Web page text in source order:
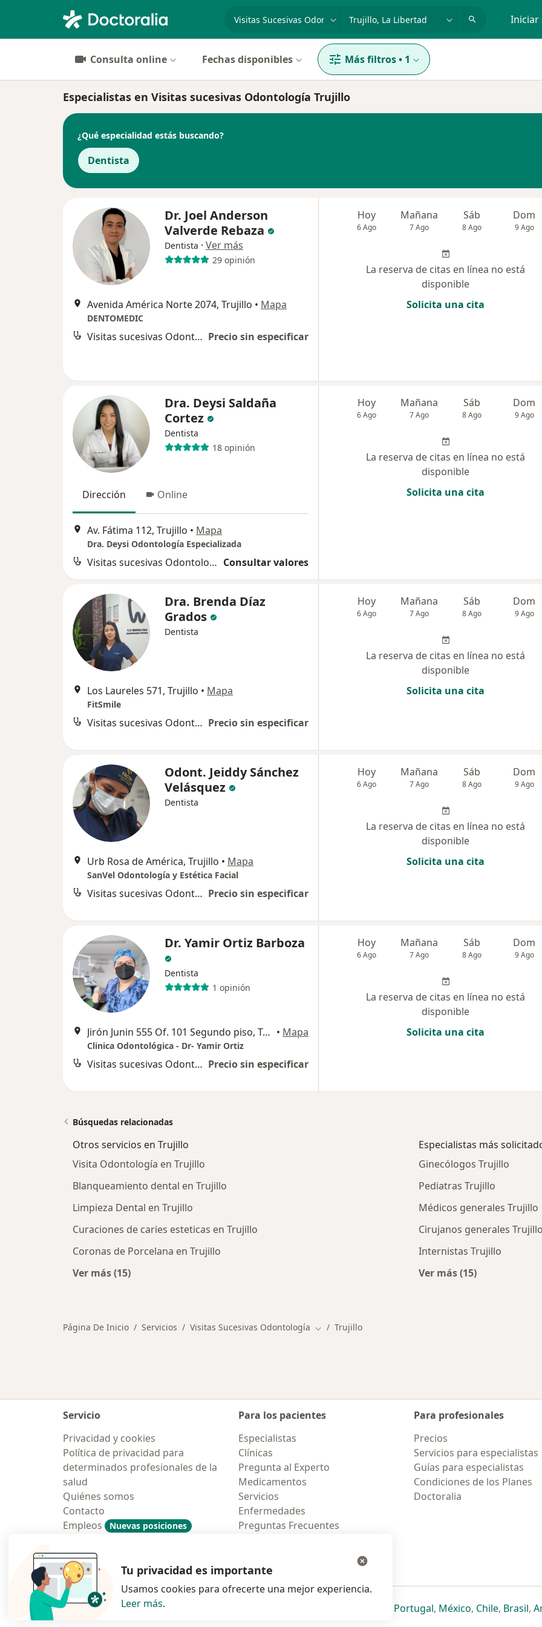
Iniciar
Consulta online Fechas disponibles Más filtros• 1
Especialistas en Visitas sucesivas Odontología Trujillo
¿Qué especialidad estás buscando?
Dentista
Dr. Joel Anderson
Valverde Rebaza
Dentista · Ver más
29 opinión
Avenida América Norte 2074, Trujillo • Mapa
DENTOMEDIC
Visitas sucesivas Odontología Precio sin especificar
Hoy
6 Ago
Mañana
7 Ago
Sáb
8 Ago
Dom
9 Ago
La reserva de citas en línea no está
disponible
Solicita una cita
Dra. Deysi Saldaña
Cortez
Dentista
18 opinión
Dirección Online
Av. Fátima 112, Trujillo • Mapa
Dra. Deysi Odontología Especializada
Visitas sucesivas Odontología Consultar valores
Hoy
6 Ago
Mañana
7 Ago
Sáb
8 Ago
Dom
9 Ago
La reserva de citas en línea no está
disponible
Solicita una cita
Dra. Brenda Díaz
Grados
Dentista
Los Laureles 571, Trujillo • Mapa
FitSmile
Visitas sucesivas Odontología Precio sin especificar
Hoy
6 Ago
Mañana
7 Ago
Sáb
8 Ago
Dom
9 Ago
La reserva de citas en línea no está
disponible
Solicita una cita
Odont. Jeiddy Sánchez
Velásquez
Dentista
Urb Rosa de América, Trujillo • Mapa
SanVel Odontología y Estética Facial
Visitas sucesivas Odontología Precio sin especificar
Hoy
6 Ago
Mañana
7 Ago
Sáb
8 Ago
Dom
9 Ago
La reserva de citas en línea no está
disponible
Solicita una cita
Dr. Yamir Ortiz Barboza
Dentista
1 opinión
Jirón Junin 555 Of. 101 Segundo piso, Trujillo • Mapa
Clinica Odontológica - Dr- Yamir Ortiz
Visitas sucesivas Odontología Precio sin especificar
Hoy
6 Ago
Mañana
7 Ago
Sáb
8 Ago
Dom
9 Ago
La reserva de citas en línea no está
disponible
Solicita una cita
Búsquedas relacionadas
Otros servicios en Trujillo
Visita Odontología en Trujillo
Blanqueamiento dental en Trujillo
Limpieza Dental en Trujillo
Curaciones de caries esteticas en Trujillo
Coronas de Porcelana en Trujillo
Ver más (15)
Especialistas más
Ginecólogos Trujillo
Pediatras Trujillo
Médicos generales Trujillo
Cirujanos generales Trujillo
Internistas Trujillo
Ver más (15)
Página De Inicio Servicios Visitas Sucesivas Odontología Cambiar de ciudad
Trujillo
Servicio
Privacidad y cookies
Política de privacidad para
determinados profesionales de la
salud
Quiénes somos
Contacto
Empleos
Nuevas posiciones
Contratación
Para los pacientes
Especialistas
Clínicas
Pregunta al Experto
Medicamentos
Servicios
Enfermedades
Preguntas Frecuentes
Para profesionales
Precios
Servicios para especialistas
Guías para especialistas
Condiciones de los Planes
Doctoralia
Polska se abre en una nueva pestaña
se abre en una nueva pestaña
se abre en una nueva pestaña
se abre en una nueva pestaña
Portugalse abre en una nueva
, Méxicose abre en una
, Chilese abre
, Brasilse
,
Tu privacidad es importante
Usamos cookies para ofrecerte una mejor experiencia.
Leer más.